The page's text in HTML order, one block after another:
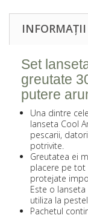
INFORMAȚII
Set
greutate
putere
Una dintre
lanseta Cool
pescarii,
potrivite.
Greutatea ei
placere pe tot
protejate
Este o
utiliza la
Pachetul